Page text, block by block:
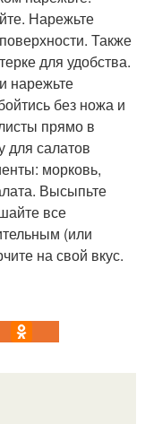
Нарежьте
Также
для удобства.
нарежьте
без ножа и
прямо в
для салатов
морковь,
Высыпьте
все
(или
на свой вкус.